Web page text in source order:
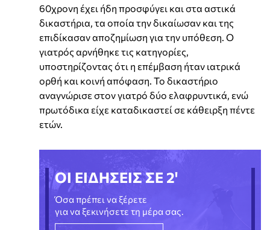
60χρονη έχει ήδη προσφύγει και στα αστικά
δικαστήρια, τα οποία την δικαίωσαν και της
επιδίκασαν αποζημίωση για την υπόθεση. Ο
γιατρός αρνήθηκε τις κατηγορίες,
υποστηρίζοντας ότι η επέμβαση ήταν ιατρικά
ορθή και κοινή απόφαση. Το δικαστήριο
αναγνώρισε στον γιατρό δύο ελαφρυντικά, ενώ
πρωτόδικα είχε καταδικαστεί σε κάθειρξη πέντε
ετών.
ΟΙ ΕΙΔΗΣΕΙΣ ΣΕ 2'
Όσα πρέπει να ξέρετε
για να ξεκινήσετε τη μέρα σας.